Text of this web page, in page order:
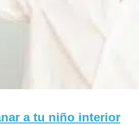
a tu niño interior